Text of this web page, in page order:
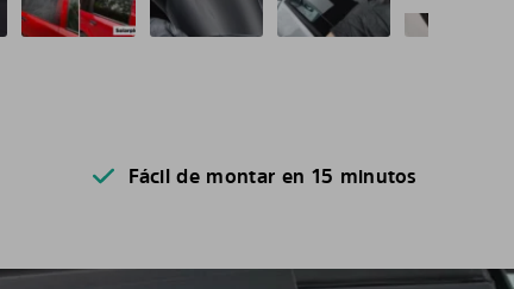
Fácil de montar en 15 minutos